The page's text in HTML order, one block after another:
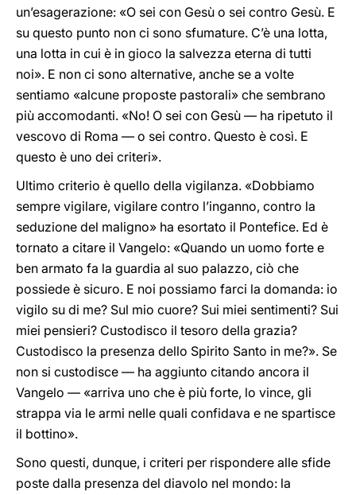
un’esagerazione: «O sei con Gesù o sei contro Gesù. E
su questo punto non ci sono sfumature. C’è una lotta,
una lotta in cui è in gioco la salvezza eterna di tutti
noi». E non ci sono alternative, anche se a volte
sentiamo «alcune proposte pastorali» che sembrano
più accomodanti. «No! O sei con Gesù — ha ripetuto il
vescovo di Roma — o sei contro. Questo è così. E
questo è uno dei criteri».
Ultimo criterio è quello della vigilanza. «Dobbiamo
sempre vigilare, vigilare contro l’inganno, contro la
seduzione del maligno» ha esortato il Pontefice. Ed è
tornato a citare il Vangelo: «Quando un uomo forte e
ben armato fa la guardia al suo palazzo, ciò che
possiede è sicuro. E noi possiamo farci la domanda: io
vigilo su di me? Sul mio cuore? Sui miei sentimenti? Sui
miei pensieri? Custodisco il tesoro della grazia?
Custodisco la presenza dello Spirito Santo in me?». Se
non si custodisce — ha aggiunto citando ancora il
Vangelo — «arriva uno che è più forte, lo vince, gli
strappa via le armi nelle quali confidava e ne spartisce
il bottino».
Sono questi, dunque, i criteri per rispondere alle sfide
poste dalla presenza del diavolo nel mondo: la